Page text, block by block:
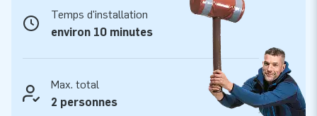
Temps d'installation
environ 10 minutes
Max. total
2 personnes